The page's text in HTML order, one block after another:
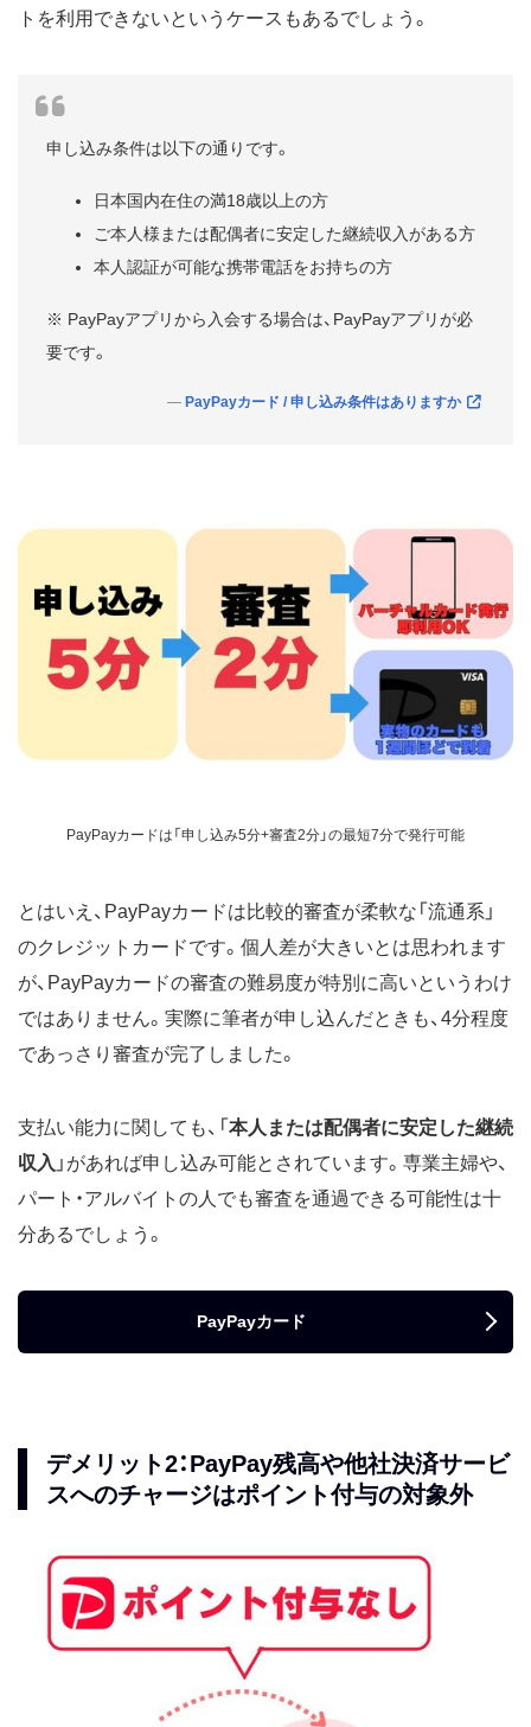
トを利用できないというケースもあるでしょう。
申し込み条件は以下の通りです。
日本国内在住の満18歳以上の方
ご本人様または配偶者に安定した継続収入がある方
本人認証が可能な携帯電話をお持ちの方
※ PayPayアプリから入会する場合は、PayPayアプリが必
要です。
PayPayカード / 申し込み条件はありますか
PayPayカードは「申し込み5分+審査2分」の最短7分で発行可能
とはいえ、PayPayカードは比較的審査が柔軟な「流通系」
のクレジットカードです。個人差が大きいとは思われます
が、PayPayカードの審査の難易度が特別に高いというわけ
ではありません。実際に筆者が申し込んだときも、4分程度
であっさり審査が完了しました。
支払い能力に関しても、「 本人または配偶者に安定した継続
収入 」があれば申し込み可能とされています。専業主婦や、
パート・アルバイトの人でも審査を通過できる可能性は十
分あるでしょう。
PayPayカード
デメリット2：PayPay残高や他社決済サービ
スへのチャージはポイント付与の対象外